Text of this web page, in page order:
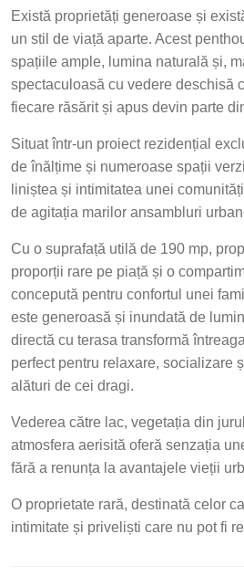
Există proprietăți generoase și
un stil de viață aparte. Acest
spațiile ample, lumina naturală și,
spectaculoasă cu vedere deschisă
fiecare răsărit și apus devin parte
Situat într-un proiect rezidențial
de înălțime și numeroase spații
liniștea și intimitatea unei
de agitația marilor ansambluri
Cu o suprafață utilă de 190 mp,
proporții rare pe piață și o
concepută pentru confortul unei
este generoasă și inundată de
directă cu terasa transformă
perfect pentru relaxare, socializare
alături de cei dragi.
Vederea către lac, vegetația din
atmosfera aerisită oferă senzația
fără a renunța la avantajele vieții
O proprietate rară, destinată celor
intimitate și priveliști care nu pot fi